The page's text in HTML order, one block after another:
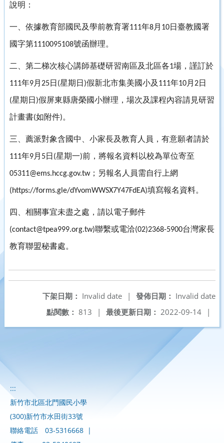
說明：
一、依據教育部國民及學前教育署111年8月 10日臺教國署
國字第1110095108號函辦理。
二、第二梯次核心講師基礎研習南區及北區各1場，謹訂於
111年9月 25日 (星期日 )假新北市集美國小及 111年10月 2日
(星期日 )假屏東縣唐榮國小辦理，場次及課程內容請見研習
計畫書(如附件)。
三、薦派對象含國中、小家長及教育人員，有意願者請於
111年9月 5日 (星期一)前，將報名資料以校為單位寄至
05311@ems.hccg.gov.tw；另報名人員需自行上網
(https://forms.gle/dYvomWWSX7Y47FdEA)填寫報名資料。
四、相關事宜未盡之處，請以電子郵件
(contact@tpea999.org.tw)聯繫或電洽(02)2368-5900台灣家長
教育聯盟秘書處。
發佈日期： Invalid date
下架日期： Invalid date
|
最後更新日期： 2022-09-14 |
點閱數： 813 |
:::
新竹市北區北門國民小學
(300)新竹市水田街33號
聯絡電話
03-5316668 |